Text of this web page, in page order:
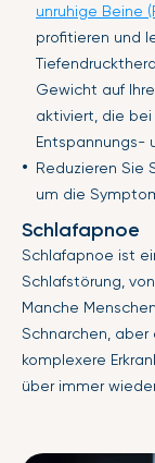
unruhige Beine
profitieren und
Gewicht auf
aktiviert, die
Entspannungs-
Reduzieren Sie
um die
Schlafapnoe
Schlafapnoe ist
Schlafstörung,
Manche
Schnarchen,
komplexere
über immer